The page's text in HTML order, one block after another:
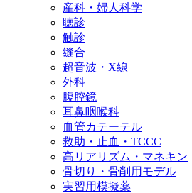
産科・婦人科学
聴診
触診
縫合
超音波・X線
外科
腹腔鏡
耳鼻咽喉科
血管カテーテル
救助・止血・TCCC
高リアリズム・マネキン
骨切り・骨削用モデル
実習用模擬薬